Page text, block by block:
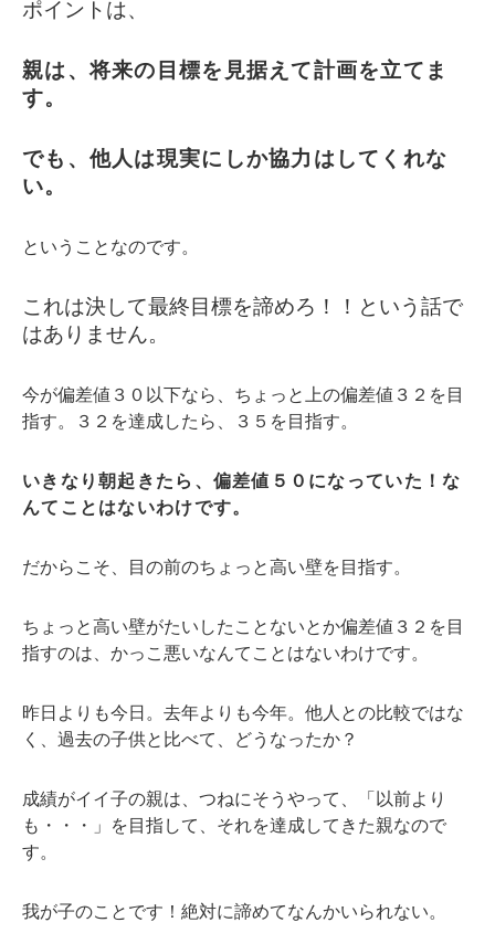
ポイントは、
親は、将来の目標を見据えて計画を立てま
す。
でも、他人は現実にしか協力はしてくれな
い。
ということなのです。
これは決して最終目標を諦めろ！！という話で
はありません。
今が偏差値３０以下なら、ちょっと上の偏差値３２を目
指す。３２を達成したら、３５を目指す。
いきなり朝起きたら、偏差値５０になっていた！な
んてことはないわけです。
だからこそ、目の前のちょっと高い壁を目指す。
ちょっと高い壁がたいしたことないとか偏差値３２を目
指すのは、かっこ悪いなんてことはないわけです。
昨日よりも今日。去年よりも今年。他人との比較ではな
く、過去の子供と比べて、どうなったか？
成績がイイ子の親は、つねにそうやって、「以前より
も・・・」を目指して、それを達成してきた親なので
す。
我が子のことです！絶対に諦めてなんかいられない。